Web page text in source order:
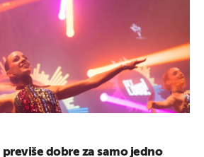
previše dobre za samo jedno